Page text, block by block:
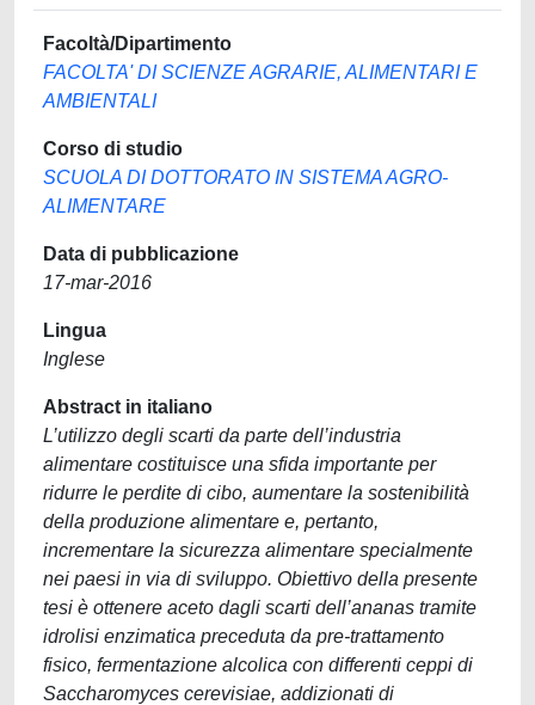
Facoltà/Dipartimento
FACOLTA' DI SCIENZE AGRARIE, ALIMENTARI E
AMBIENTALI
Corso di studio
SCUOLA DI DOTTORATO IN SISTEMA AGRO-
ALIMENTARE
Data di pubblicazione
17-mar-2016
Lingua
Inglese
Abstract in italiano
L’utilizzo degli scarti da parte dell’industria
alimentare costituisce una sfida importante per
ridurre le perdite di cibo, aumentare la sostenibilità
della produzione alimentare e, pertanto,
incrementare la sicurezza alimentare specialmente
nei paesi in via di sviluppo. Obiettivo della presente
tesi è ottenere aceto dagli scarti dell’ananas tramite
idrolisi enzimatica preceduta da pre-trattamento
fisico, fermentazione alcolica con differenti ceppi di
Saccharomyces cerevisiae, addizionati di